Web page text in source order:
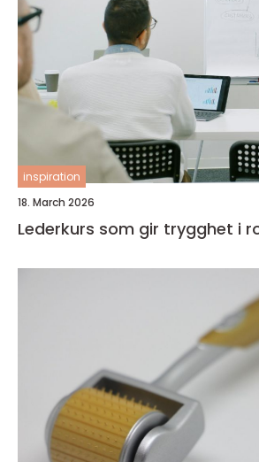
inspiration
18. March 2026
Lederkurs som gir trygghet i